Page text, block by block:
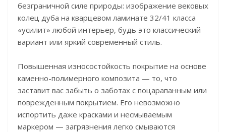
безграничной силе природы: изображение вековых
колец дуба на кварцевом ламинате 32/41 класса
«усилит» любой интерьер, будь это классический
вариант или яркий современный стиль.
Повышенная износостойкость покрытие на основе
каменно-полимерного композита — то, что
заставит вас забыть о заботах с поцарапанным или
поврежденным покрытием. Его невозможно
испортить даже красками и несмываемым
маркером — загрязнения легко смываются